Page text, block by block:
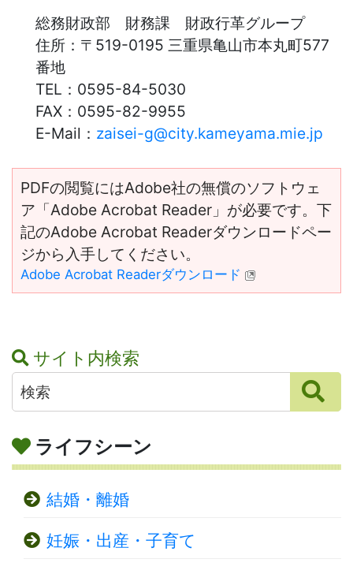
総務財政部 財務課 財政行革グループ
住所： 〒519-0195 三重県亀山市本丸町577
番地
TEL： 0595-84-5030
FAX： 0595-82-9955
E-Mail： zaisei-g@city.kameyama.mie.jp
PDFの閲覧にはAdobe社の無償のソフトウェ
ア「Adobe Acrobat Reader」が必要です。下
記のAdobe Acrobat Readerダウンロードペー
ジから入手してください。
Adobe Acrobat Readerダウンロード
サイト内検索
ライフシーン
結婚・離婚
妊娠・出産・子育て